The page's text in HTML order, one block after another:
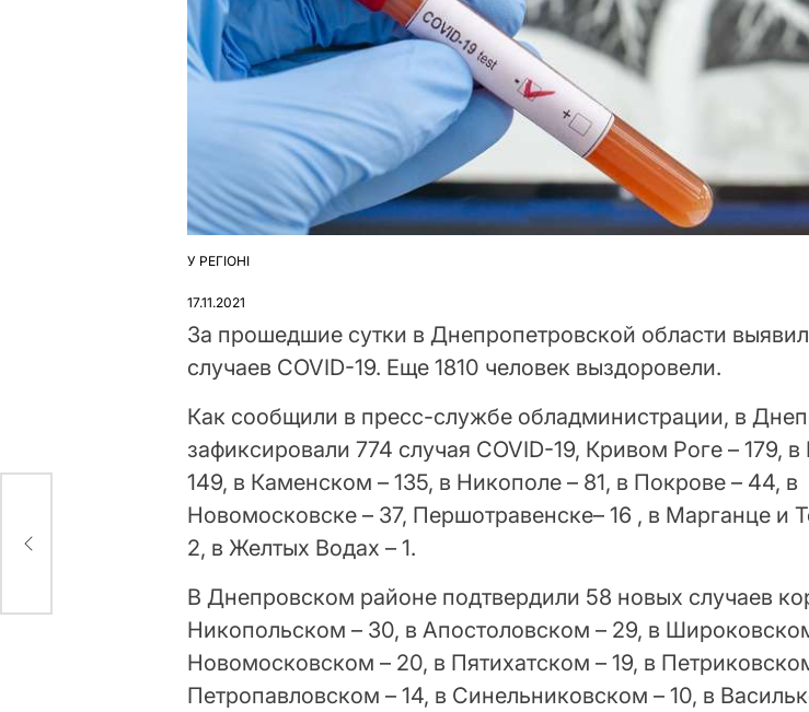
ОПУБЛІКУВАТИ
У РЕГІОНІ
17.11.2021
За прошедшие сутки в Днепропетровской области
случаев COVID-19. Еще 1810 человек выздоровели.
Как сообщили в пресс-службе обладминистрации, в
зафиксировали 774 случая COVID-19, Кривом Роге – 179,
149, в Каменском – 135, в Никополе – 81, в Покрове – 44, в
Новомосковске – 37, Першотравенске– 16 , в Марганце и
2, в Желтых Водах – 1.
В Днепровском районе подтвердили 58 новых случаев
Никопольском – 30, в Апостоловском – 29, в
Новомосковском – 20, в Пятихатском – 19, в
Петропавловском – 14, в Синельниковском – 10, в